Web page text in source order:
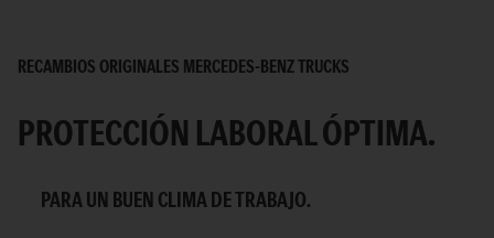
RECAMBIOS ORIGINALES MERCEDES-BENZ TRUCKS
PROTECCIÓN LABORAL ÓPTIMA.
PARA UN BUEN CLIMA DE TRABAJO.